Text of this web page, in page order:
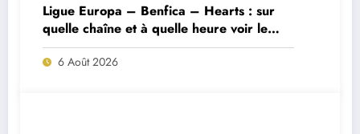
Ligue Europa – Benfica – Hearts : sur
quelle chaîne et à quelle heure voir le
match ?
6 Août 2026